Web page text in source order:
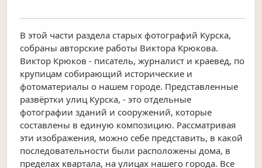
В этой части раздела старых фотографий Курска,
собраны авторские работы Виктора Крюкова.
Виктор Крюков - писатель, журналист и краевед, по
крупицам собирающий исторические и
фотоматериалы о нашем городе. Представленные
развёртки улиц Курска, - это отдельные
фотографии зданий и сооружений, которые
составлены в единую композицию. Рассматривая
эти изображения, можно себе представить, в какой
последовательности были расположены дома, в
пределах квартала, на улицах нашего города. Все